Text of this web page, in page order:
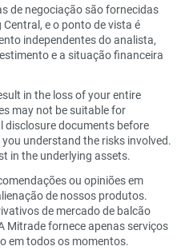
de negociação são fornecidas
e o ponto de vista é
independentes do analista,
e a situação financeira
in the loss of your entire
may not be suitable for
disclosure documents before
understand the risks involved.
in the underlying assets.
ou opiniões em
de nossos produtos.
de mercado de balcão
Mitrade fornece apenas serviços
em todos os momentos.